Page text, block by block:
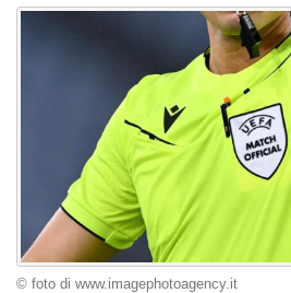
© foto di www.imagephotoagency.it